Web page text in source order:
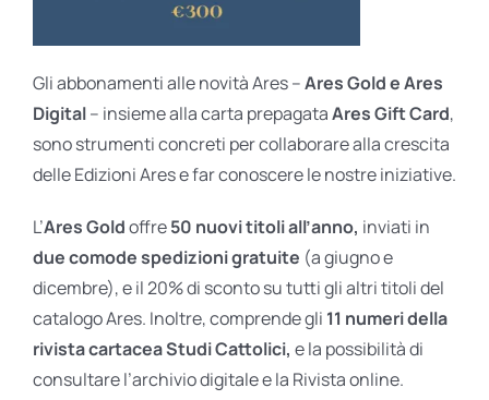
Gli abbonamenti alle novità Ares –Ares Gold e Ares
Digital– insieme alla carta prepagataAres Gift Card,
sono strumenti concreti per collaborare alla crescita
delle Edizioni Ares e far conoscere le nostre iniziative.
L’Ares Goldoffre50 nuovi titoli all’anno, inviati in
due comode spedizioni gratuite (a giugno e
dicembre), e il 20% di sconto su tutti gli altri titoli del
catalogo Ares. Inoltre, comprende gli 11 numeri della
rivista cartacea Studi Cattolici, e la possibilità di
consultare l’archivio digitale e la Rivista online.